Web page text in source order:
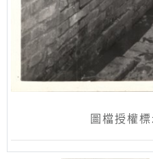
圖檔授權標